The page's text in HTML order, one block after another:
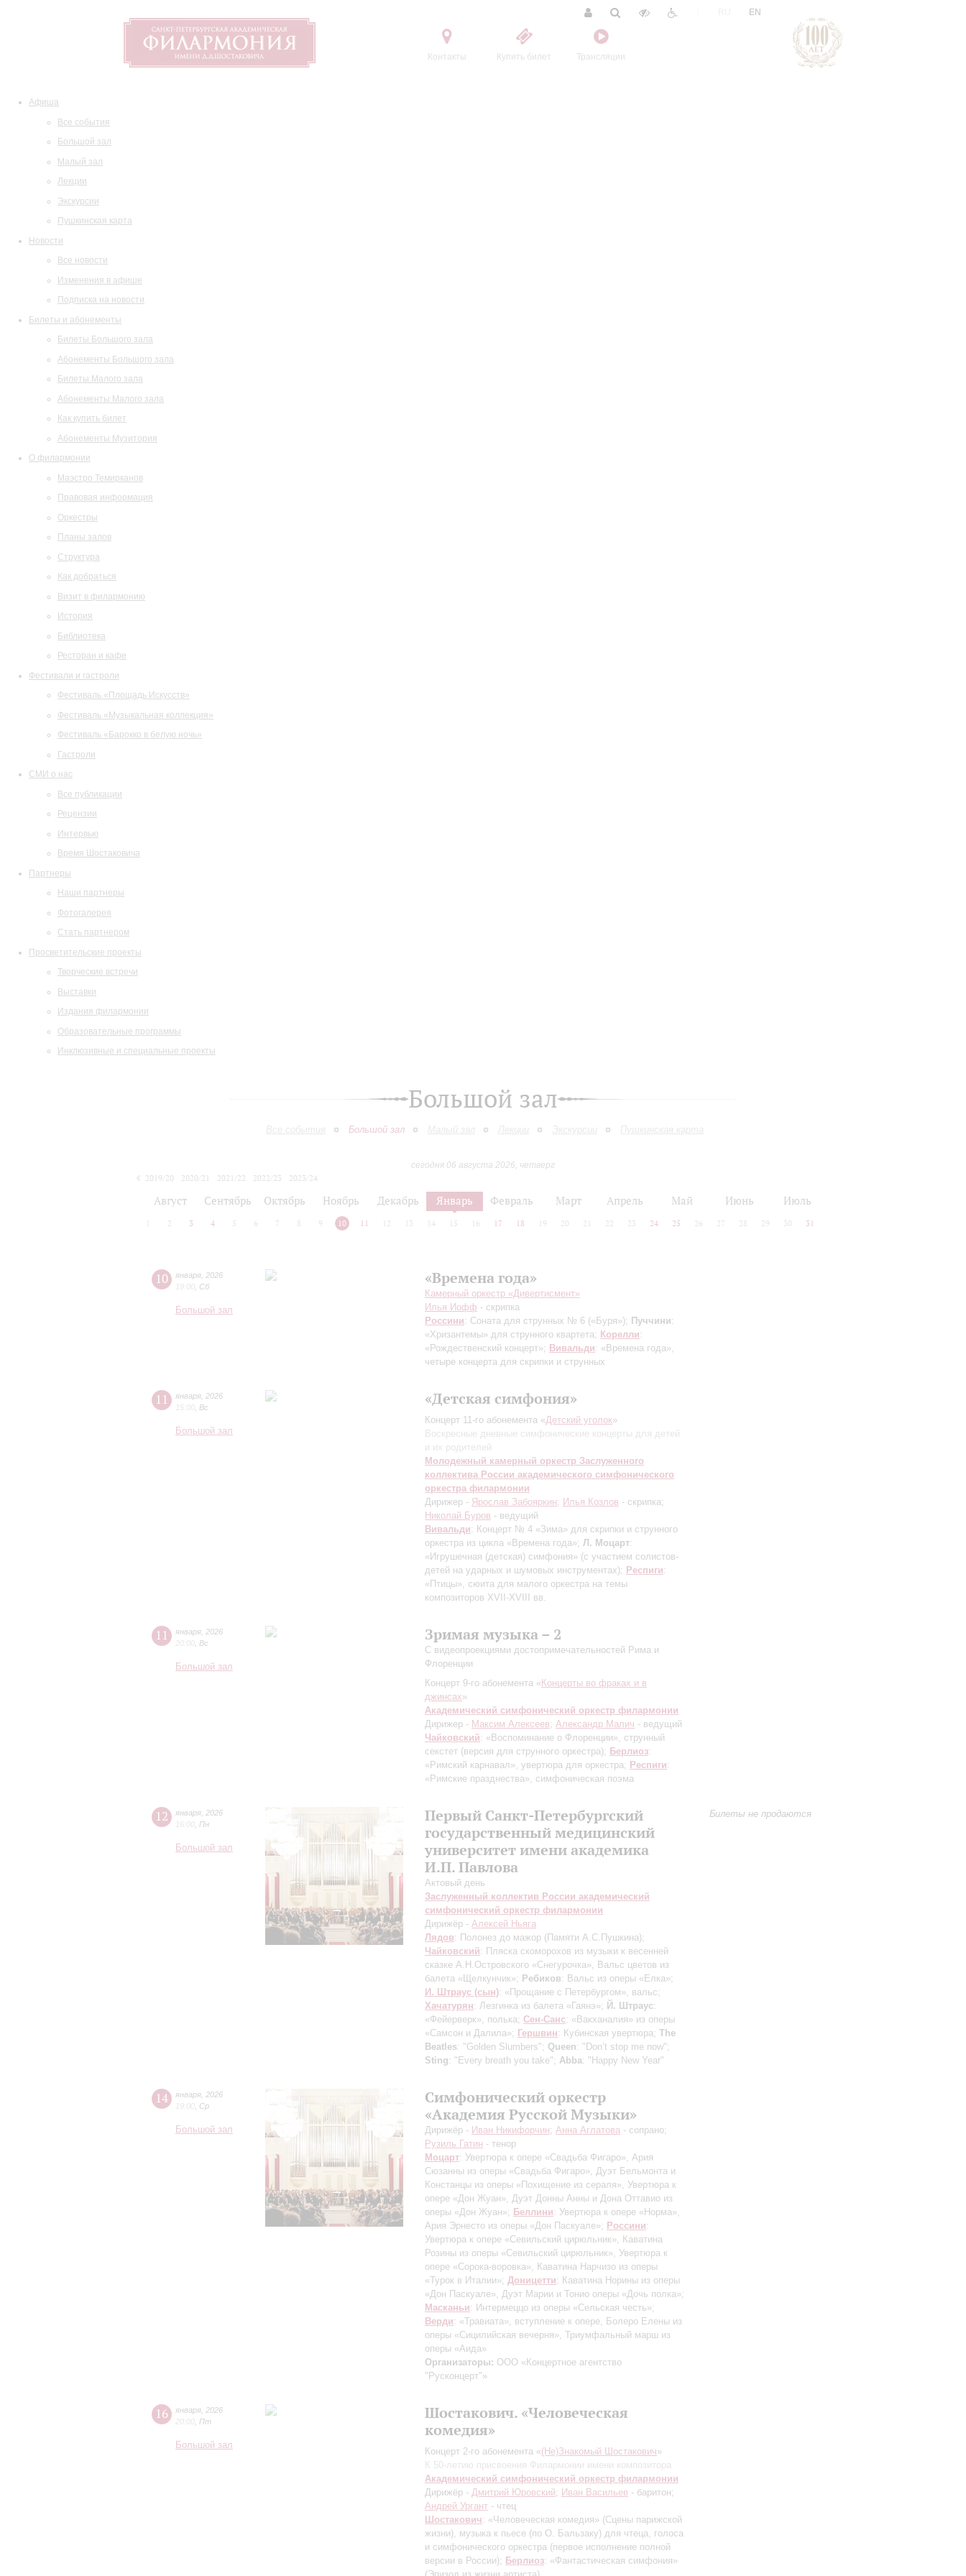
Контакты Купить билет Трансляции
EN
Афиша
Все события
Большой зал
Малый зал
Лекции
Экскурсии
Пушкинская карта
Новости
Все новости
Изменения в афише
Подписка на новости
Билеты и абонементы
Билеты Большого зала
Абонементы Большого зала
Билеты Малого зала
Абонементы Малого зала
Как купить билет
Абонементы Музитория
О филармонии
Маэстро Темирканов
Правовая информация
Оркестры
Планы залов
Структура
Как добраться
Визит в филармонию
История
Библиотека
Ресторан и кафе
Фестивали и гастроли
Фестиваль «Площадь Искусств»
Фестиваль «Музыкальная коллекция»
Фестиваль «Барокко в белую ночь»
Гастроли
СМИ о нас
Все публикации
Рецензии
Интервью
Время Шостаковича
Партнеры
Наши партнеры
Фотогалерея
Стать партнером
Просветительские проекты
Творческие встречи
Выставки
Издания филармонии
Образовательные программы
Инклюзивные и специальные проекты
Большой зал
Все события Большой зал Малый зал Лекции Экскурсии Пушкинская карта
сегодня 06 августа 2026, четверг
2019/20
2020/21 2021/22 2022/23
2023/24
Август Сентябрь Октябрь Ноябрь Декабрь Январь Февраль Март Апрель Май Июнь Июль
2 3 4 5 6 7 8 9 10 11 12 13 14 15 16 17 18 19 20 21 22 23 24 25 26 27 28 29 30 31
10 января 2026
19:00 Сб
Большой зал
«Времена года»
Камерный оркестр «Дивертисмент»
Илья Иофф - скрипка
Россини: Соната для струнных № 6 («Буря»); Пуччини:
«Хризантемы» для струнного квартета; Корелли:
«Рождественский концерт»; Вивальди: «Времена года»,
четыре концерта для скрипки и струнных
11 января 2026
15:00 Вс
Большой зал
«Детская симфония»
Концерт 11-го абонемента «Детский уголок»
Воскресные дневные симфонические концерты для детей
и их родителей
Молодежный камерный оркестр Заслуженного
коллектива России академического симфонического
оркестра филармонии
Дирижер - Ярослав Забояркин; Илья Козлов - скрипка;
Николай Буров - ведущий
Вивальди: Концерт № 4 «Зима» для скрипки и струнного
оркестра из цикла «Времена года»; Л. Моцарт:
«Игрушечная (детская) симфония» (с участием солистов-
детей на ударных и шумовых инструментах); Респиги:
«Птицы», сюита для малого оркестра на темы
композиторов XVII-XVIII вв.
11 января 2026
20:00 Вс
Большой зал
Зримая музыка – 2
С видеопроекциями достопримечательностей Рима и
Флоренции
Концерт 9-го абонемента « Концерты во фраках и в
джинсах»
Академический симфонический оркестр филармонии
Дирижер - Максим Алексеев; Александр Малич - ведущий
Чайковский: «Воспоминание о Флоренции», струнный
секстет (версия для струнного оркестра); Берлиоз:
«Римский карнавал», увертюра для оркестра; Респиги:
«Римские празднества», симфоническая поэма
12 января 2026
16:00 Пн
Большой зал
Первый Санкт-Петербургский
государственный медицинский
университет имени академика
И.П. Павлова
Актовый день
Заслуженный коллектив России академический
симфонический оркестр филармонии
Дирижёр - Алексей Ньяга
Лядов: Полонез до мажор (Памяти А.С.Пушкина);
Чайковский: Пляска скоморохов из музыки к весенней
сказке А.Н.Островского «Снегурочка», Вальс цветов из
балета «Щелкунчик»; Ребиков: Вальс из оперы «Елка»;
И. Штраус (сын): «Прощание с Петербургом», вальс;
Хачатурян: Лезгинка из балета «Гаянэ»; Й. Штраус:
«Фейерверк», полька; Сен-Санс: «Вакханалия» из оперы
«Самсон и Далила»; Гершвин: Кубинская увертюра; The
Beatles: "Golden Slumbers"; Queen: "Don’t stop me now";
Sting: "Every breath you take"; Abba: "Happy New Year"
Билеты не продаются
14 января 2026
19:00 Ср
Большой зал
Симфонический оркестр
«Академия Русской Музыки»
Дирижёр - Иван Никифорчин; Анна Аглатова - сопрано;
Рузиль Гатин - тенор
Моцарт: Увертюра к опере «Свадьба Фигаро», Ария
Сюзанны из оперы «Свадьба Фигаро», Дуэт Бельмонта и
Констанцы из оперы «Похищение из сераля», Увертюра к
опере «Дон Жуан», Дуэт Донны Анны и Дона Оттавио из
оперы «Дон Жуан»; Беллини: Увертюра к опере «Норма»,
Ария Эрнесто из оперы «Дон Паскуале»; Россини:
Увертюра к опере «Севильский цирюльник», Каватина
Розины из оперы «Севильский цирюльник», Увертюра к
опере «Сорока-воровка», Каватина Нарчизо из оперы
«Турок в Италии»; Доницетти: Каватина Норины из оперы
«Дон Паскуале», Дуэт Марии и Тонио оперы «Дочь полка»;
Масканьи: Интермеццо из оперы «Сельская честь»;
Верди: «Травиата», вступление к опере, Болеро Елены из
оперы «Сицилийская вечерня», Триумфальный марш из
оперы «Аида»
Организаторы: ООО «Концертное агентство
"Русконцерт"»
16 января 2026
20:00 Пт
Большой зал
Шостакович. «Человеческая
комедия»
Концерт 2-го абонемента «(Не)Знакомый Шостакович»
К 50-летию присвоения Филармонии имени композитора
Академический симфонический оркестр филармонии
Дирижёр - Дмитрий Юровский; Иван Васильев - баритон;
Андрей Ургант - чтец
Шостакович: «Человеческая комедия» (Сцены парижской
жизни), музыка к пьесе (по О. Бальзаку) для чтеца, голоса
и симфонического оркестра (первое исполнение полной
версии в России); Берлиоз: «Фантастическая симфония»